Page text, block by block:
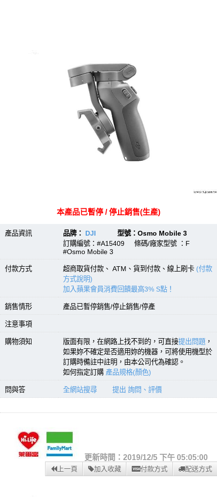
本產品已暫停 / 停止銷售(生產)
產品資訊 品牌： DJI 型號：Osmo Mobile 3
訂購編號：#A15409 條碼/廠家型號 ：F
#Osmo Mobile 3
付款方式 超商取貨付款、 ATM、貨到付款、線上刷卡 (付款
方式說明)
加入蘋果會員消費回饋最高3% S點！
銷售情形 產品已暫停銷售/停止銷售/停產
注意事項
購物須知 版面有限，在網路上找不到的，可直接提出問題 ，
如果妳不確定是否適用妳的機器，可將使用機型於
訂購時備註中註明，由本公司代為確認。
如何指定訂購 產品規格(顏色)
問與答 全網站搜尋 提出 詢問、評價
更新時間：2019/12/5 下午 05:05:00
上一頁 加入收藏 付款方式 配送方式